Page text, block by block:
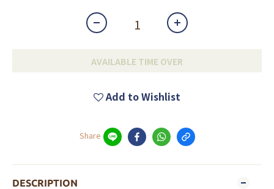
AVAILABLE TIME OVER
Add to Wishlist
Share
DESCRIPTION